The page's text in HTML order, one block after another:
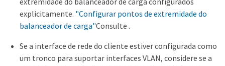
explicitamente. "Configurar pontos de extremidade do
balanceador de carga"Consulte .
Se a interface de rede do cliente estiver configurada como
um tronco para suportar interfaces VLAN, considere se a